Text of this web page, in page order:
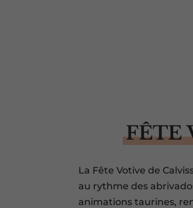
FÊTE
La Fête Votive de
au rythme des
animations taurines,